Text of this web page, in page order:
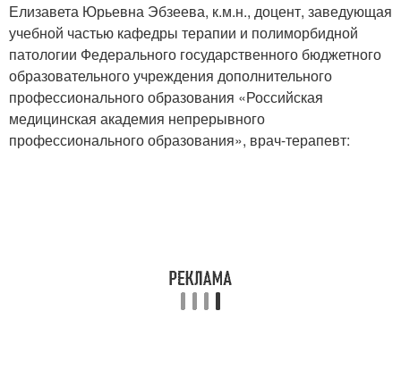
Елизавета Юрьевна Эбзеева, к.м.н., доцент, заведующая
учебной частью кафедры терапии и полиморбидной
патологии Федерального государственного бюджетного
образовательного учреждения дополнительного
профессионального образования «Российская
медицинская академия непрерывного
профессионального образования», врач-терапевт: